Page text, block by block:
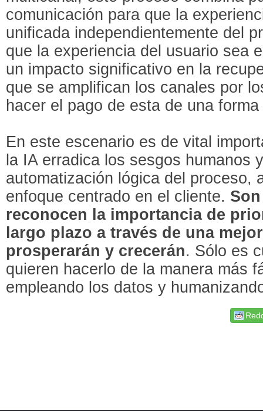
comunicación para que la
unificada independientemente del
que la experiencia del usuario sea
un impacto significativo en la
que se amplifican los canales por
hacer el pago de esta de una
En este escenario es de vital
la IA erradica los sesgos humanos
automatización lógica del proceso,
enfoque centrado en el cliente.
reconocen la importancia de
largo plazo a través de una
prosperarán y crecerán. Sólo es
quieren hacerlo de la manera más
empleando los datos y